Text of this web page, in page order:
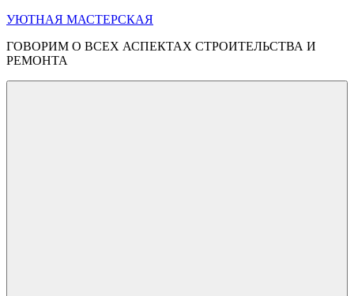
Перейти
содержимому
УЮТНАЯ МАСТЕРСКАЯ
ГОВОРИМ О ВСЕХ АСПЕКТАХ СТРОИТЕЛЬСТВА И
РЕМОНТА